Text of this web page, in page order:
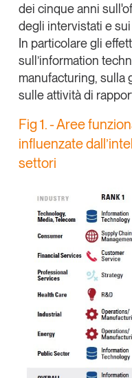
Tendenze
La nostra newsletter
Iscriviti
Un anno di
Tendenze 2026
Leggi il magazine
dei cinque anni
degli intervistati e
In particolare gli
sull’information
manufacturing, sulla
sulle attività di
Fig 1. - Aree
influenzate
settori